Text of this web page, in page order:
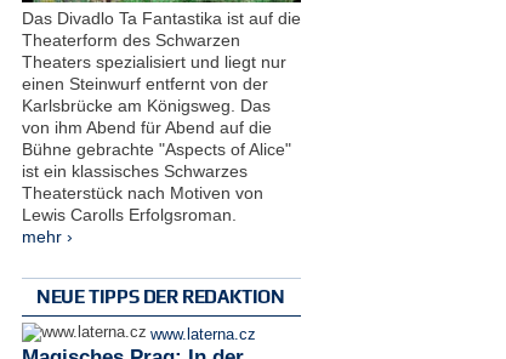
Das Divadlo Ta Fantastika ist auf die
Theaterform des Schwarzen
Theaters spezialisiert und liegt nur
einen Steinwurf entfernt von der
Karlsbrücke am Königsweg. Das
von ihm Abend für Abend auf die
Bühne gebrachte "Aspects of Alice"
ist ein klassisches Schwarzes
Theaterstück nach Motiven von
Lewis Carolls Erfolgsroman.
mehr ›
NEUE TIPPS DER REDAKTION
www.laterna.cz